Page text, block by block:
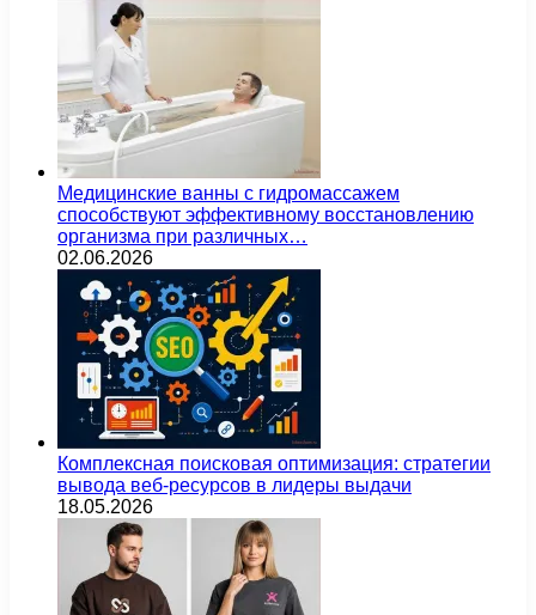
Медицинские ванны с гидромассажем
способствуют эффективному восстановлению
организма при различных…
02.06.2026
Комплексная поисковая оптимизация: стратегии
вывода веб-ресурсов в лидеры выдачи
18.05.2026